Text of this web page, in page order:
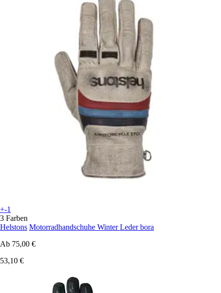
+-1
3 Farben
Helstons Motorradhandschuhe Winter Leder bora
Ab 75,00 €
53,10 €